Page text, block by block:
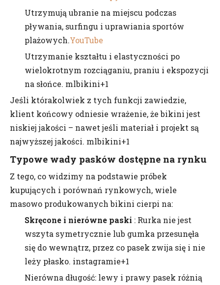
Utrzymują ubranie na miejscu podczas
pływania, surfingu i uprawiania sportów
plażowych.YouTube
Utrzymanie kształtu i elastyczności po
wielokrotnym rozciąganiu, praniu i ekspozycji
na słońce. mlbikini+1
Jeśli którakolwiek z tych funkcji zawiedzie,
klient końcowy odniesie wrażenie, że bikini jest
niskiej jakości – nawet jeśli materiał i projekt są
najwyższej jakości. mlbikini+1
Typowe wady pasków dostępne na rynku
Z tego, co widzimy na podstawie próbek
kupujących i porównań rynkowych, wiele
masowo produkowanych bikini cierpi na:
Skręcone i nierówne paski : Rurka nie jest
wszyta symetrycznie lub gumka przesunęła
się do wewnątrz, przez co pasek zwija się i nie
leży płasko. instagramie+1
Nierówna długość: lewy i prawy pasek różnią